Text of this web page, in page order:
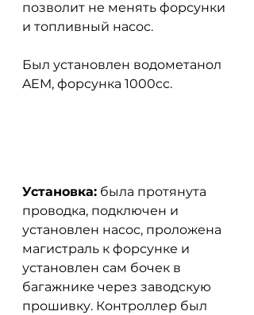
позволит не менять форсунки
и топливный насос.
Был установлен водометанол
AEM, форсунка 1000сс.
Установка: была протянута
проводка, подключен и
установлен насос, проложена
магистраль к форсунке и
установлен сам бочек в
багажнике через заводскую
прошивку. Контроллер был